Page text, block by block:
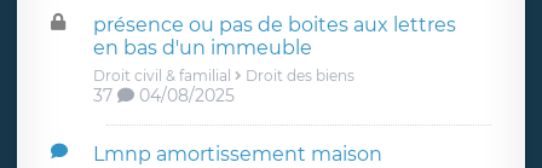
présence ou pas de boites aux lettres
en bas d'un immeuble
Droit civil & familial Droit des biens
37 04/08/2025
Lmnp amortissement maison